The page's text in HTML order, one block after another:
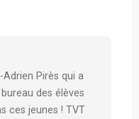
Pirès qui a
des élèves
ces jeunes ! TVT